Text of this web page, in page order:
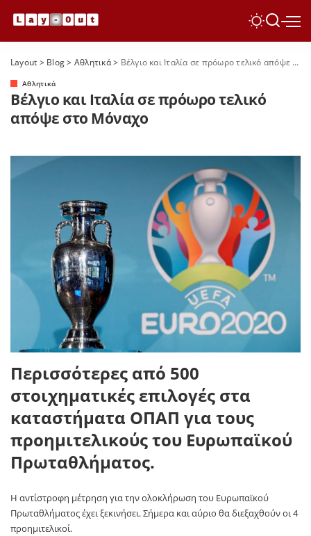
Layout > Blog> Αθλητικά> Βέλγιο και Ιταλία σε πρόωρο τελικό απόψε στο Μόναχο
Αθλητικά
Βέλγιο και Ιταλία σε πρόωρο τελικό
απόψε στο Μόναχο
Περισσότερες από 500
στοιχηματικές επιλογές στα
καταστήματα ΟΠΑΠ για τους
προημιτελικούς του Ευρωπαϊκού
Πρωταθλήματος.
Η αντίστροφη μέτρηση για την ολοκλήρωση του Ευρωπαϊκού
Πρωταθλήματος έχει ξεκινήσει. Σήμερα και αύριο θα διεξαχθούν οι 4
προημιτελικοί.